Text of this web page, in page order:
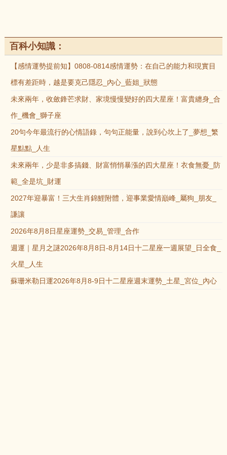
百科小知識：
【感情運勢提前知】0808-0814感情運勢：在自己的能力和現實目
標有差距時，越是要克己隱忍_內心_藍姐_狀態
未來兩年，收斂鋒芒求財、家境慢慢變好的四大星座！富貴纏身_合
作_機會_獅子座
20句今年最流行的心情語錄，句句正能量，說到心坎上了_夢想_繁
星點點_人生
未來兩年，少是非多搞錢、財富悄悄暴漲的四大星座！衣食無憂_防
範_全是坑_財運
2027年迎暴富！三大生肖錦鯉附體，迎事業愛情巔峰_屬狗_朋友_
謙讓
2026年8月8日星座運勢_交易_管理_合作
週運｜星月之謎2026年8月8日-8月14日十二星座一週展望_日全食_
火星_人生
蘇珊米勒日運2026年8月8-9日十二星座週末運勢_土星_宮位_內心